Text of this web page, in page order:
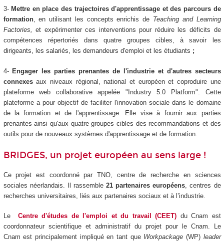
3-Mettre en place des trajectoires d'apprentissage et des parcours de
formation, en utilisant les concepts enrichis de Teaching and Learning
Factories, et expérimenter ces interventions pour réduire les déficits de
compétences répertoriés dans quatre groupes cibles, à savoir les
dirigeants, les salariés, les demandeurs d'emploi et les étudiants ;
4-Engager les parties prenantes de l'industrie et d'autres secteurs
connexesaux niveaux régional, national et européen et coproduire une
plateforme web collaborative appelée "Industry 5.0 Platform". Cette
plateforme a pour objectif de faciliter l'innovation sociale dans le domaine
de la formation et de l'apprentissage. Elle vise à fournir aux parties
prenantes ainsi qu'aux quatre groupes cibles des recommandations et des
outils pour de nouveaux systèmes d'apprentissage et de formation.
BRIDGES, un projet européen au sens large !
Ce projet est coordonné par TNO, centre de recherche en sciences
sociales néerlandais. Il rassemble21 partenaires européens , centres de
recherches universitaires, liés aux partenaires sociaux et à l’industrie.
Le Centre d'études de l'emploi et du travail (CEET) du Cnam est
coordonnateur scientifique et administratif du projet pour le Cnam. Le
Cnam est principalement impliqué en tant que Workpackage (WP) leader